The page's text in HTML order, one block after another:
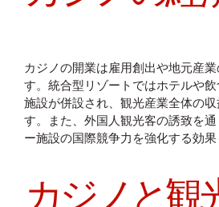
カジノの開業は雇用創出や地元産
す。統合型リゾートではホテルや
施設が併設され、観光産業全体の
す。また、外国人観光客の誘致を
ー施設の国際競争力を強化する効果
カジノと観